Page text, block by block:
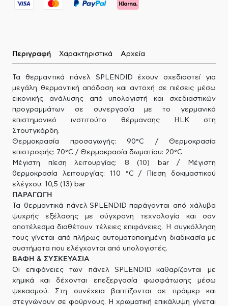
Περιγραφή Χαρακτηριστικά Αρχεία
Τα θερμαντικά π​ά​νελ SPLENDID έχουν σχεδιαστεί για
μεγάλη θερμαντική απόδοση και αντοχή σε πιέσεις μέσω
εικονικής ανάλυσης από υπολογιστή και σχεδιαστικών
προγραμμάτων σε συνεργασία με το γερμανικό
επιστημονικό ινστιτούτο θέρμανσης HLK στη
Στουτγκάρδη. ​
Θερμοκρασία προσαγωγής: 90°C / Θερμοκρασία
επιστροφής: 70°C / Θερμοκρασία δωματίου: 20°C
Μέγιστη πίεση λειτουργίας: 8 (10) bar / Μέγιστη
θερμοκρασία λειτουργίας: 110 °C / Πίεση δοκιμαστικού
ελέγχου: 10,5 (13) bar
ΠΑΡΑΓΩΓΗ
Τα θερμαντικά πάνελ SPLENDID παράγονται από χάλυβα
ψυχρής εξέλασης με σύγχρονη τεχνολογία και σαν
αποτέλεσμα διαθέτουν τέλειες επιφάνειες. Η συγκόλληση
τους γίνεται από πλήρως αυτοματοποιημένη διαδικασία με
συστήματα που ελέγχονται από υπολογιστές.
ΒΑΦΗ & ΣΥΣΚΕΥΑΣΙΑ
Οι επιφάνειες των πάνελ SPLENDID καθαρίζονται με
χημικά και δέχονται επεξεργασία φωσφάτωσης μέσω
ψεκασμού. Στη συνέχεια βαπτίζονται σε πράιμερ και
στεγνώνουν σε φούρνους. Η χρωματική επικάλυψη γίνεται